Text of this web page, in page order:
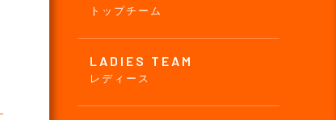
トップチーム
LADIES TEAM
レディース